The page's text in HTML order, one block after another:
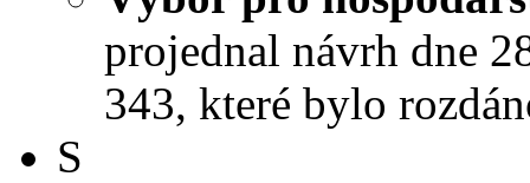
projednal návrh dne
343, které bylo
S